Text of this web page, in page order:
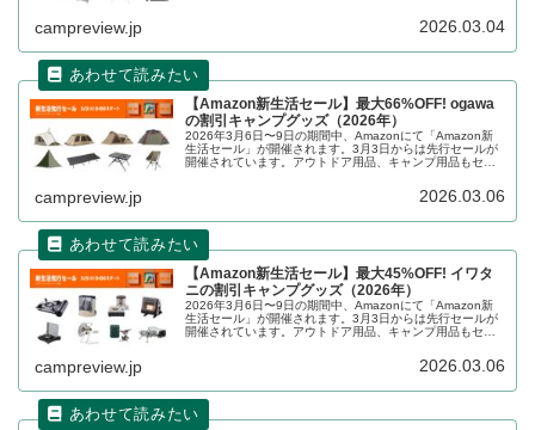
campreview.jp 2026.03.04
【Amazon新生活セール】最大66%OFF! ogawa
の割引キャンプグッズ（2026年）
2026年3月6日〜9日の期間中、Amazonにて「Amazon新
生活セール」が開催されます。3月3日からは先行セールが
開催されています。アウトドア用品、キャンプ用品もセー
ズもお得に購入できます。詳細をレビューします。
campreview.jp 2026.03.06
【Amazon新生活セール】最大45%OFF! イワタ
ニの割引キャンプグッズ（2026年）
2026年3月6日〜9日の期間中、Amazonにて「Amazon新
生活セール」が開催されます。3月3日からは先行セールが
開催されています。アウトドア用品、キャンプ用品もセー
campreview.jp 2026.03.06